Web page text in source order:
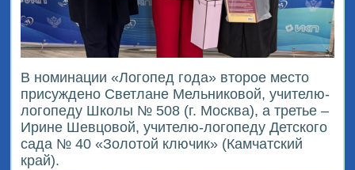
В номинации «Логопед года» второе место
присуждено Светлане Мельниковой, учителю-
логопеду Школы № 508 (г. Москва), а третье –
Ирине Шевцовой, учителю-логопеду Детского
сада № 40 «Золотой ключик» (Камчатский
край).